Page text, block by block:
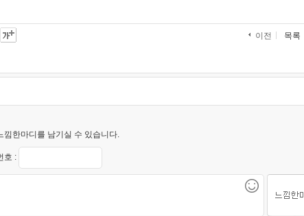
이전 목록
낌한마디를 남기실 수 있습니다.
호 :